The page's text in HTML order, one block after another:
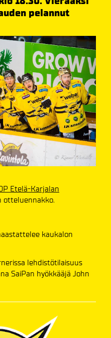
pelannut
Etelä-Karjalan
otteluennakko.
kaukalon
lehdistötilaisuus
SaiPan hyökkääjä John